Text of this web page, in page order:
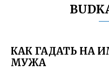
КАК ГАДАТЬ НА
МУЖА